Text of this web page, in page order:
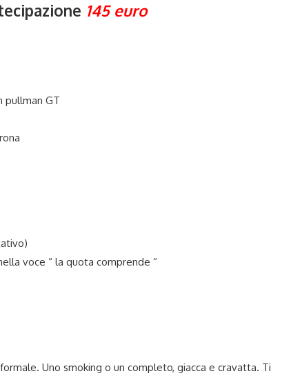
145 euro
pullman GT
voce “ la quota comprende “
Uno smoking o un completo, giacca e cravatta. Ti